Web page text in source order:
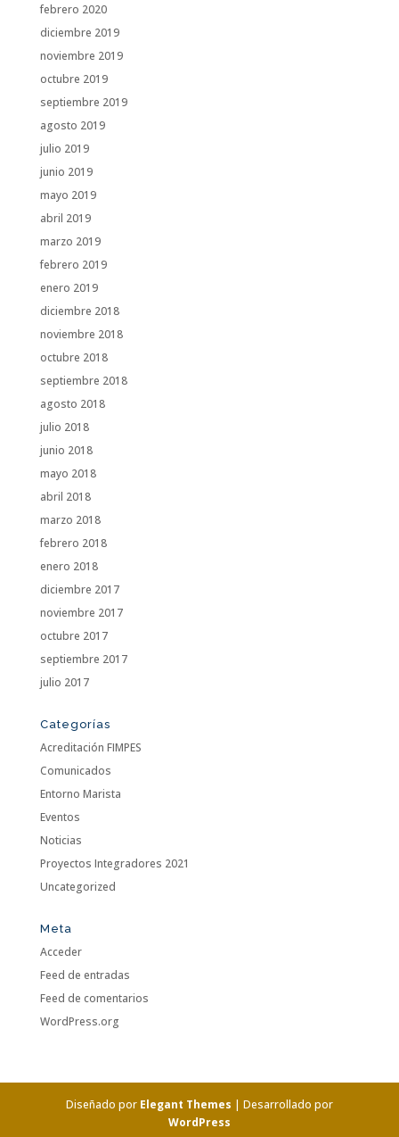
febrero 2020
diciembre 2019
noviembre 2019
octubre 2019
septiembre 2019
agosto 2019
julio 2019
junio 2019
mayo 2019
abril 2019
marzo 2019
febrero 2019
enero 2019
diciembre 2018
noviembre 2018
octubre 2018
septiembre 2018
agosto 2018
julio 2018
junio 2018
mayo 2018
abril 2018
marzo 2018
febrero 2018
enero 2018
diciembre 2017
noviembre 2017
octubre 2017
septiembre 2017
julio 2017
Categorías
Acreditación FIMPES
Comunicados
Entorno Marista
Eventos
Noticias
Proyectos Integradores 2021
Uncategorized
Meta
Acceder
Feed de entradas
Feed de comentarios
WordPress.org
Diseñado por Elegant Themes | Desarrollado por
WordPress